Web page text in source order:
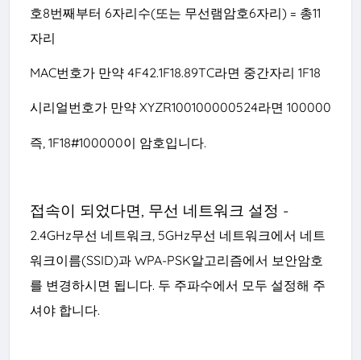
호8번째부터 6자리수(또는 무선램암호6자리) = 총11
자리
MAC번호가 만약 4F42.1F18.89TC라면 중간자리 1F18
시리얼번호가 만약 XYZR100100000524라면 100000
즉, 1F18#100000이 암호입니다.
접속이 되었다면, 무선 네트워크 설정 -
2.4GHz무선 네트워크, 5GHz무선 네트워크에서 네트
워크이름(SSID)과 WPA-PSK알고리즘에서 보안암호
를 변경하시면 됩니다. 두 주파수에서 모두 설정해 주
셔야 합니다.